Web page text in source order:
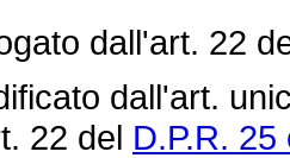
dall'art. 22
dall'art.
22 del D.P.R.